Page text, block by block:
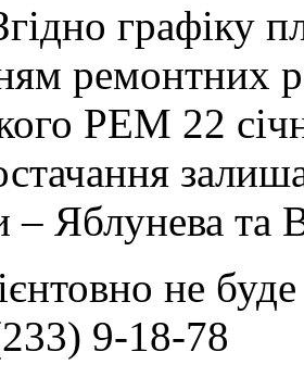
графіку
ремонтних
РЕМ 22
– Яблунева та
не
9-18-78